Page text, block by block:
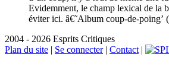
Evidemment, le champ lexical de la
éviter ici. â€˜Album coup-de-
2004 - 2026 Esprits Critiques
Plan du site | Se connecter| Contact |